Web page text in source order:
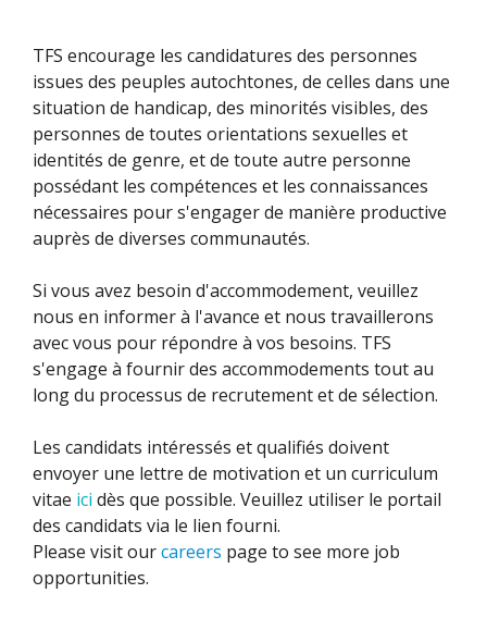
TFS encourage les candidatures des personnes
issues des peuples autochtones, de celles dans une
situation de handicap, des minorités visibles, des
personnes de toutes orientations sexuelles et
identités de genre, et de toute autre personne
possédant les compétences et les connaissances
nécessaires pour s'engager de manière productive
auprès de diverses communautés.
Si vous avez besoin d'accommodement, veuillez
nous en informer à l'avance et nous travaillerons
avec vous pour répondre à vos besoins. TFS
s'engage à fournir des accommodements tout au
long du processus de recrutement et de sélection.
Les candidats intéressés et qualifiés doivent
envoyer une lettre de motivation et un curriculum
vitae ici dès que possible. Veuillez utiliser le portail
des candidats via le lien fourni.
Please visit ourcareers page to see more job
opportunities.